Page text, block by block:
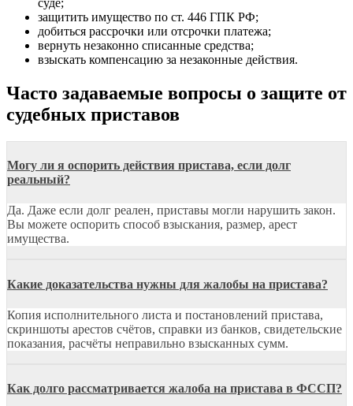
суде;
защитить имущество по ст. 446 ГПК РФ;
добиться рассрочки или отсрочки платежа;
вернуть незаконно списанные средства;
взыскать компенсацию за незаконные действия.
Часто задаваемые вопросы о защите от
судебных приставов
Могу ли я оспорить действия пристава, если долг
реальный?
Да. Даже если долг реален, приставы могли нарушить закон.
Вы можете оспорить способ взыскания, размер, арест
имущества.
Какие доказательства нужны для жалобы на пристава?
Копия исполнительного листа и постановлений пристава,
скриншоты арестов счётов, справки из банков, свидетельские
показания, расчёты неправильно взысканных сумм.
Как долго рассматривается жалоба на пристава в ФССП?